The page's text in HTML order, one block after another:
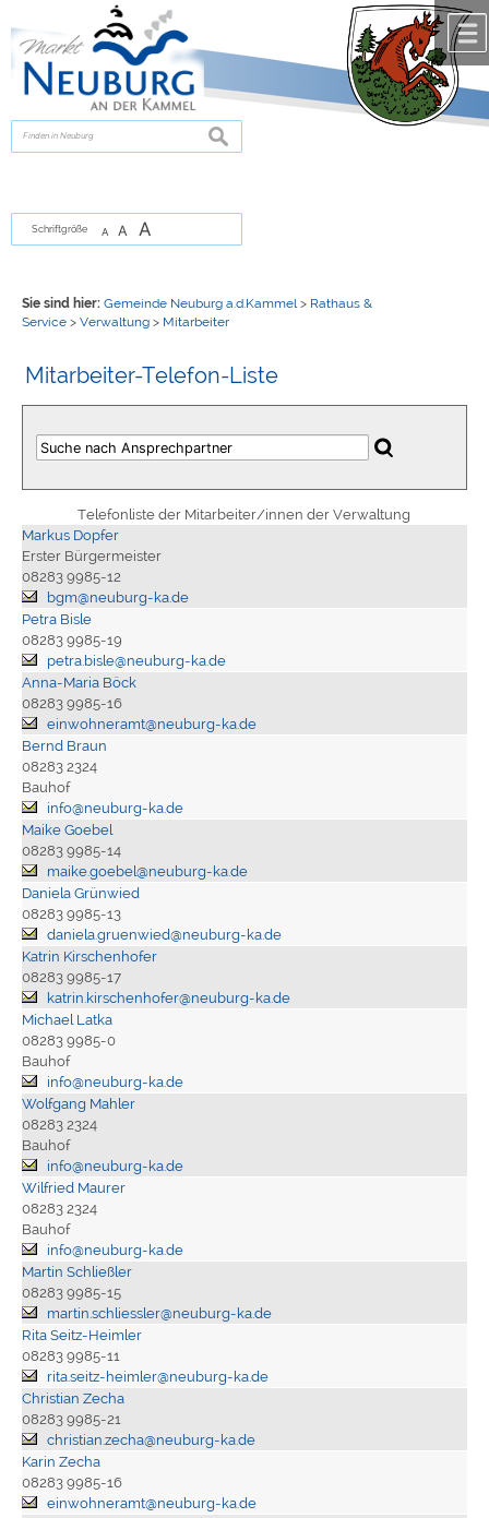
zur Navigationoder
springen.
suchen
Schriftgröße A A A
Sie sind hier: Gemeinde Neuburg a.d.Kammel > Rathaus &
Service> Verwaltung> Mitarbeiter
Mitarbeiter-Telefon-Liste
Telefonliste der Mitarbeiter/innen der Verwaltung
Markus Dopfer
Erster Bürgermeister
08283 9985-12
bgm@neuburg-ka.de
Petra Bisle
08283 9985-19
petra.bisle@neuburg-ka.de
Anna-Maria Böck
08283 9985-16
einwohneramt@neuburg-ka.de
Bernd Braun
08283 2324
Bauhof
info@neuburg-ka.de
Maike Goebel
08283 9985-14
maike.goebel@neuburg-ka.de
Daniela Grünwied
08283 9985-13
daniela.gruenwied@neuburg-ka.de
Katrin Kirschenhofer
08283 9985-17
katrin.kirschenhofer@neuburg-ka.de
Michael Latka
08283 9985-0
Bauhof
info@neuburg-ka.de
Wolfgang Mahler
08283 2324
Bauhof
info@neuburg-ka.de
Wilfried Maurer
08283 2324
Bauhof
info@neuburg-ka.de
Martin Schließler
08283 9985-15
martin.schliessler@neuburg-ka.de
Rita Seitz-Heimler
08283 9985-11
rita.seitz-heimler@neuburg-ka.de
Christian Zecha
08283 9985-21
christian.zecha@neuburg-ka.de
Karin Zecha
08283 9985-16
einwohneramt@neuburg-ka.de